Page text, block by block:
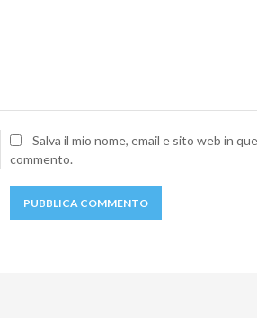
Nome:Salva il mio nome, email e sito web in
commento.